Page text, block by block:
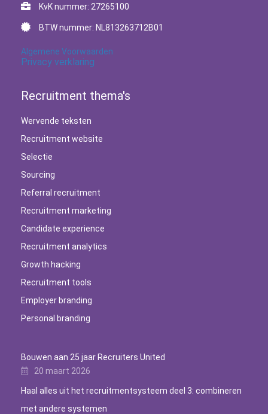
KvK nummer: 27265100
BTW nummer: NL813263712B01
Algemene Voorwaarden
Privacy verklaring
Recruitment thema's
Wervende teksten
Recruitment website
Selectie
Sourcing
Referral recruitment
Recruitment marketing
Candidate experience
Recruitment analytics
Growth hacking
Recruitment tools
Employer branding
Personal branding
Bouwen aan 25 jaar Recruiters United
20 maart 2026
Haal alles uit het recruitmentsysteem deel 3: combineren
met andere systemen